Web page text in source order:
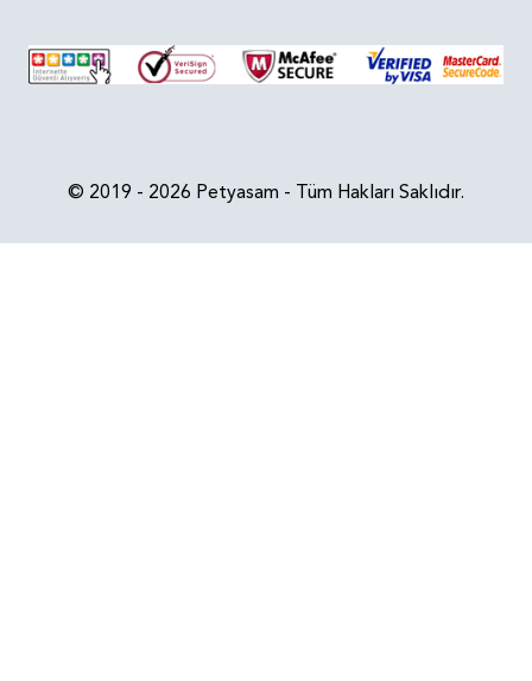
© 2019 - 2026 Petyasam - Tüm Hakları Saklıdır.